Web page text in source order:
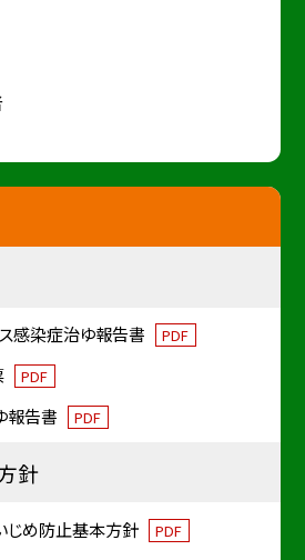
感染症治ゆ報告書 PDF
PDF
報告書 PDF
針
め防止基本方針 PDF